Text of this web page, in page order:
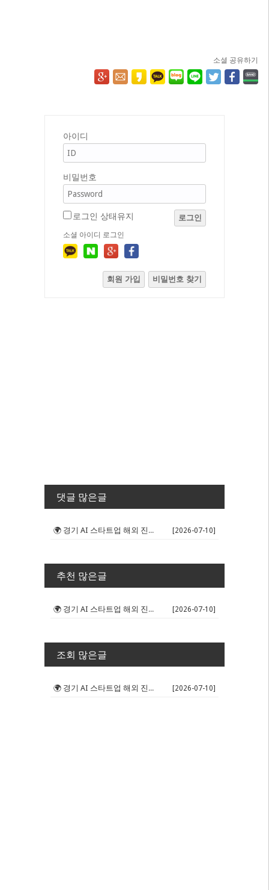
소셜 공유하기
아이디
비밀번호
로그인 상태유지 로그인
소셜 아이디 로그인
회원 가입 비밀번호 찾기
댓글 많은글
🌍 경기 AI 스타트업 해외 진출 판... [2026-07-10]
추천 많은글
🌍 경기 AI 스타트업 해외 진출 판... [2026-07-10]
조회 많은글
🌍 경기 AI 스타트업 해외 진출 판... [2026-07-10]